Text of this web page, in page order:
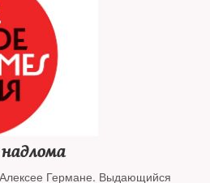
Германе. Выдающийся